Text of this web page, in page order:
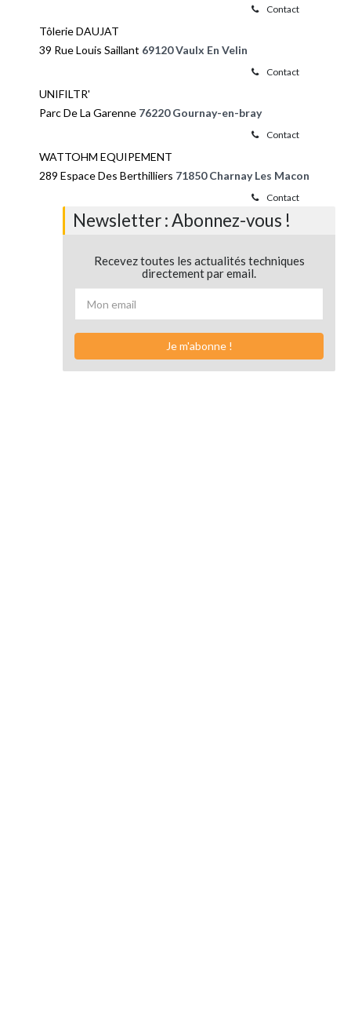
Contact
Tôlerie DAUJAT
39 Rue Louis Saillant 69120 Vaulx En Velin
Contact
UNIFILTR'
Parc De La Garenne 76220 Gournay-en-bray
Contact
WATTOHM EQUIPEMENT
289 Espace Des Berthilliers 71850 Charnay Les Macon
Contact
Newsletter : Abonnez-vous !
Recevez toutes les actualités techniques
directement par email.
Je m'abonne !